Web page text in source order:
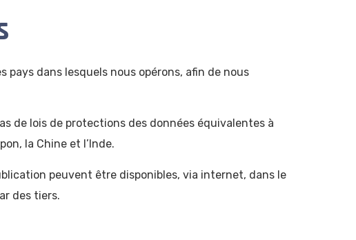
dans lesquels nous opérons, afin de nous
de lois de protections des données équivalentes à
la Chine et l’Inde.
peuvent être disponibles, via internet, dans le
des tiers.